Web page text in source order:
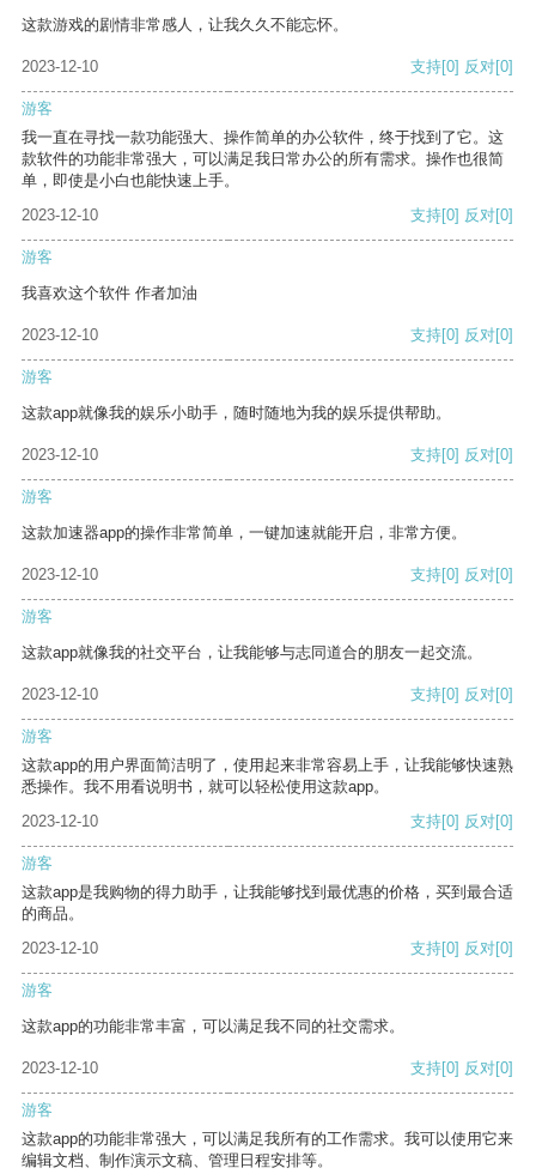
这款游戏的剧情非常感人，让我久久不能忘怀。
2023-12-10 支持[0] 反对[0]
游客
我一直在寻找一款功能强大、操作简单的办公软件，终于找到了它。这
款软件的功能非常强大，可以满足我日常办公的所有需求。操作也很简
单，即使是小白也能快速上手。
2023-12-10
支持[0] 反对[0]
游客
我喜欢这个软件 作者加油
2023-12-10 支持[0] 反对[0]
游客
这款app就像我的娱乐小助手，随时随地为我的娱乐提供帮助。
2023-12-10 支持[0] 反对[0]
游客
这款加速器app的操作非常简单，一键加速就能开启，非常方便。
2023-12-10 支持[0] 反对[0]
游客
这款app就像我的社交平台，让我能够与志同道合的朋友一起交流。
2023-12-10 支持[0] 反对[0]
游客
这款app的用户界面简洁明了，使用起来非常容易上手，让我能够快速熟
悉操作。我不用看说明书，就可以轻松使用这款app。
2023-12-10
支持[0] 反对[0]
游客
这款app是我购物的得力助手，让我能够找到最优惠的价格，买到最合适
的商品。
2023-12-10
支持[0] 反对[0]
游客
这款app的功能非常丰富，可以满足我不同的社交需求。
2023-12-10 支持[0] 反对[0]
游客
这款app的功能非常强大，可以满足我所有的工作需求。我可以使用它来
编辑文档、制作演示文稿、管理日程安排等。